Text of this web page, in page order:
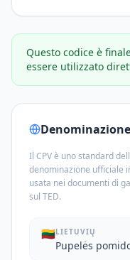
Questo codice è
essere utilizzato
Il CPV è uno standard
denominazione ufficiale
usata nei documenti di
sul TED.
🇱🇹LIETUVIŲ
Pupelės